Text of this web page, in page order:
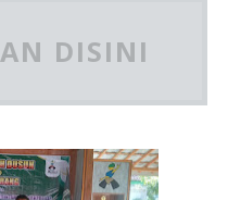
DISINI